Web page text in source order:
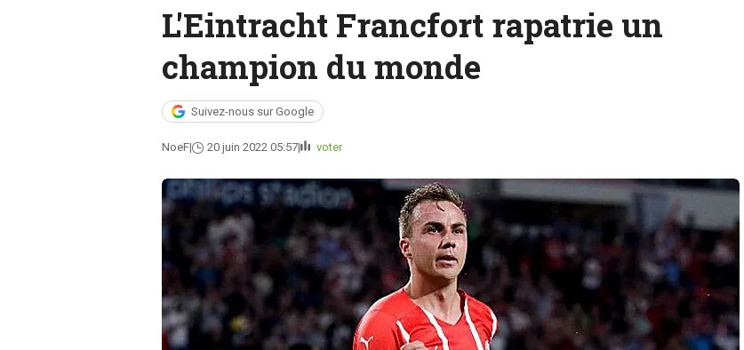
L'Eintracht Francfort rapatrie un
champion du monde
Suivez-nous sur Google
NoeF 20 juin 2022 05:57 voter